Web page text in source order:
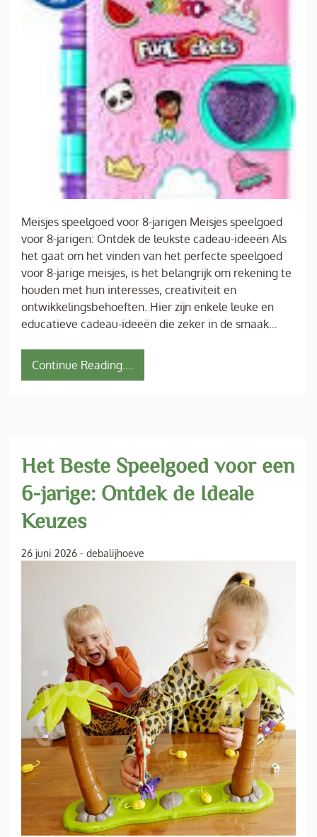
Meisjes speelgoed voor 8-jarigen Meisjes speelgoed
voor 8-jarigen: Ontdek de leukste cadeau-ideeën Als
het gaat om het vinden van het perfecte speelgoed
voor 8-jarige meisjes, is het belangrijk om rekening te
houden met hun interesses, creativiteit en
ontwikkelingsbehoeften. Hier zijn enkele leuke en
educatieve cadeau-ideeën die zeker in de smaak…
Continue Reading....
Het Beste Speelgoed voor een
6-jarige: Ontdek de Ideale
Keuzes
26 juni 2026 - debalijhoeve